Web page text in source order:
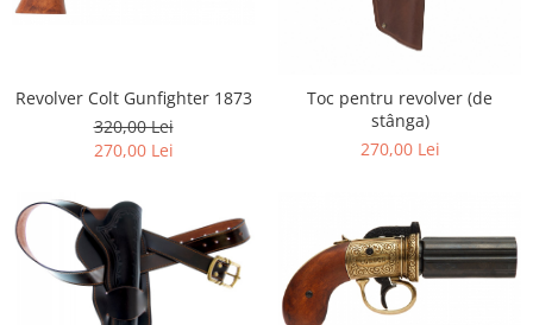
Revolver Colt Gunfighter 1873
320,00 Lei
270,00 Lei
Toc pentru revolver (de
stânga)
270,00 Lei